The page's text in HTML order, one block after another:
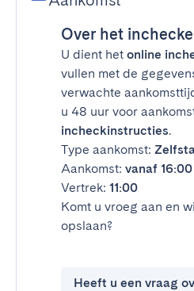
Over het
U dient het online
vullen met de
verwachte
u 48 uur voor
incheckinstructies.
Type aankomst:
Aankomst: vanaf 16:00
Vertrek: 11:00
Komt u vroeg aan en
opslaan?
Heeft u een vraag